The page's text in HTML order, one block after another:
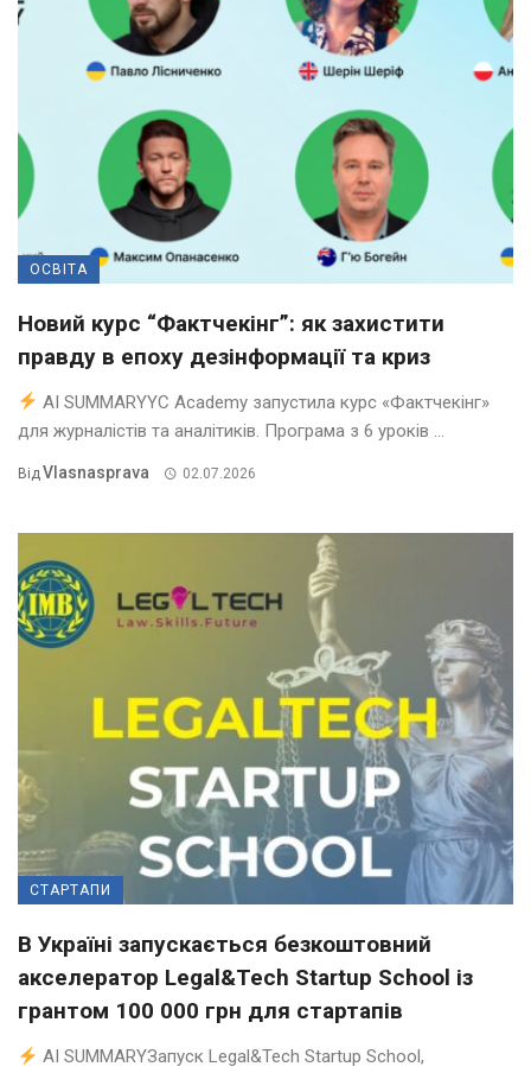
ОСВІТА
Новий курс “Фактчекінг”: як захистити
правду в епоху дезінформації та криз
AI SUMMARYYC Academy запустила курс «Фактчекінг»
для журналістів та аналітиків. Програма з 6 уроків ...
ВідVlasnasprava 02.07.2026
СТАРТАПИ
В Україні запускається безкоштовний
акселератор Legal&Tech Startup School із
грантом 100 000 грн для стартапів
AI SUMMARYЗапуск Legal&Tech Startup School,